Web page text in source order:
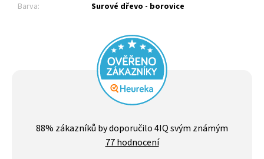
Barva: Surové dřevo - borovice
hodnocení
obchodu
je
88% zákazníků by doporučilo 4IQ svým známým
77 hodnocení